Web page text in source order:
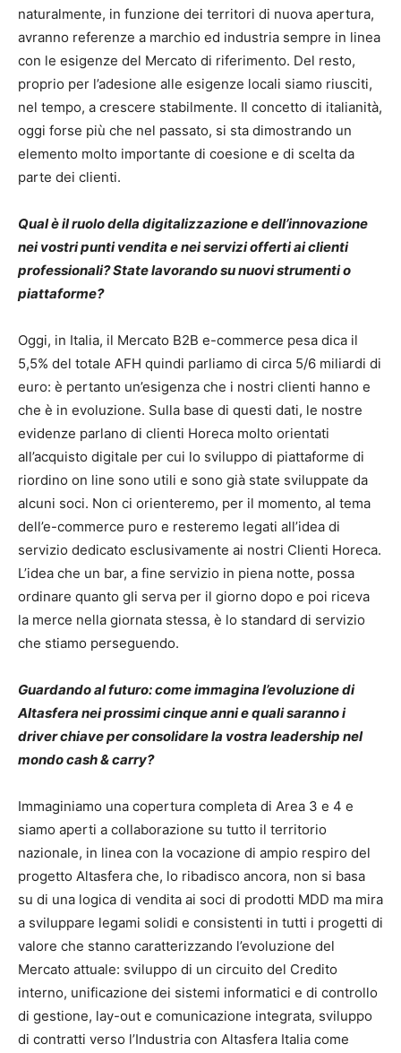
naturalmente, in funzione dei territori di nuova apertura,
avranno referenze a marchio ed industria sempre in linea
con le esigenze del Mercato di riferimento. Del resto,
proprio per l’adesione alle esigenze locali siamo riusciti,
nel tempo, a crescere stabilmente. Il concetto di italianità,
oggi forse più che nel passato, si sta dimostrando un
elemento molto importante di coesione e di scelta da
parte dei clienti.
Qual è il ruolo della digitalizzazione e dell’innovazione
nei vostri punti vendita e nei servizi offerti ai clienti
professionali? State lavorando su nuovi strumenti o
piattaforme?
Oggi, in Italia, il Mercato B2B e-commerce pesa dica il
5,5% del totale AFH quindi parliamo di circa 5/6 miliardi di
euro: è pertanto un’esigenza che i nostri clienti hanno e
che è in evoluzione. Sulla base di questi dati, le nostre
evidenze parlano di clienti Horeca molto orientati
all’acquisto digitale per cui lo sviluppo di piattaforme di
riordino on line sono utili e sono già state sviluppate da
alcuni soci. Non ci orienteremo, per il momento, al tema
dell’e-commerce puro e resteremo legati all’idea di
servizio dedicato esclusivamente ai nostri Clienti Horeca.
L’idea che un bar, a fine servizio in piena notte, possa
ordinare quanto gli serva per il giorno dopo e poi riceva
la merce nella giornata stessa, è lo standard di servizio
che stiamo perseguendo.
Guardando al futuro: come immagina l’evoluzione di
Altasfera nei prossimi cinque anni e quali saranno i
driver chiave per consolidare la vostra leadership nel
mondo cash & carry?
Immaginiamo una copertura completa di Area 3 e 4 e
siamo aperti a collaborazione su tutto il territorio
nazionale, in linea con la vocazione di ampio respiro del
progetto Altasfera che, lo ribadisco ancora, non si basa
su di una logica di vendita ai soci di prodotti MDD ma mira
a sviluppare legami solidi e consistenti in tutti i progetti di
valore che stanno caratterizzando l’evoluzione del
Mercato attuale: sviluppo di un circuito del Credito
interno, unificazione dei sistemi informatici e di controllo
di gestione, lay-out e comunicazione integrata, sviluppo
di contratti verso l’Industria con Altasfera Italia come